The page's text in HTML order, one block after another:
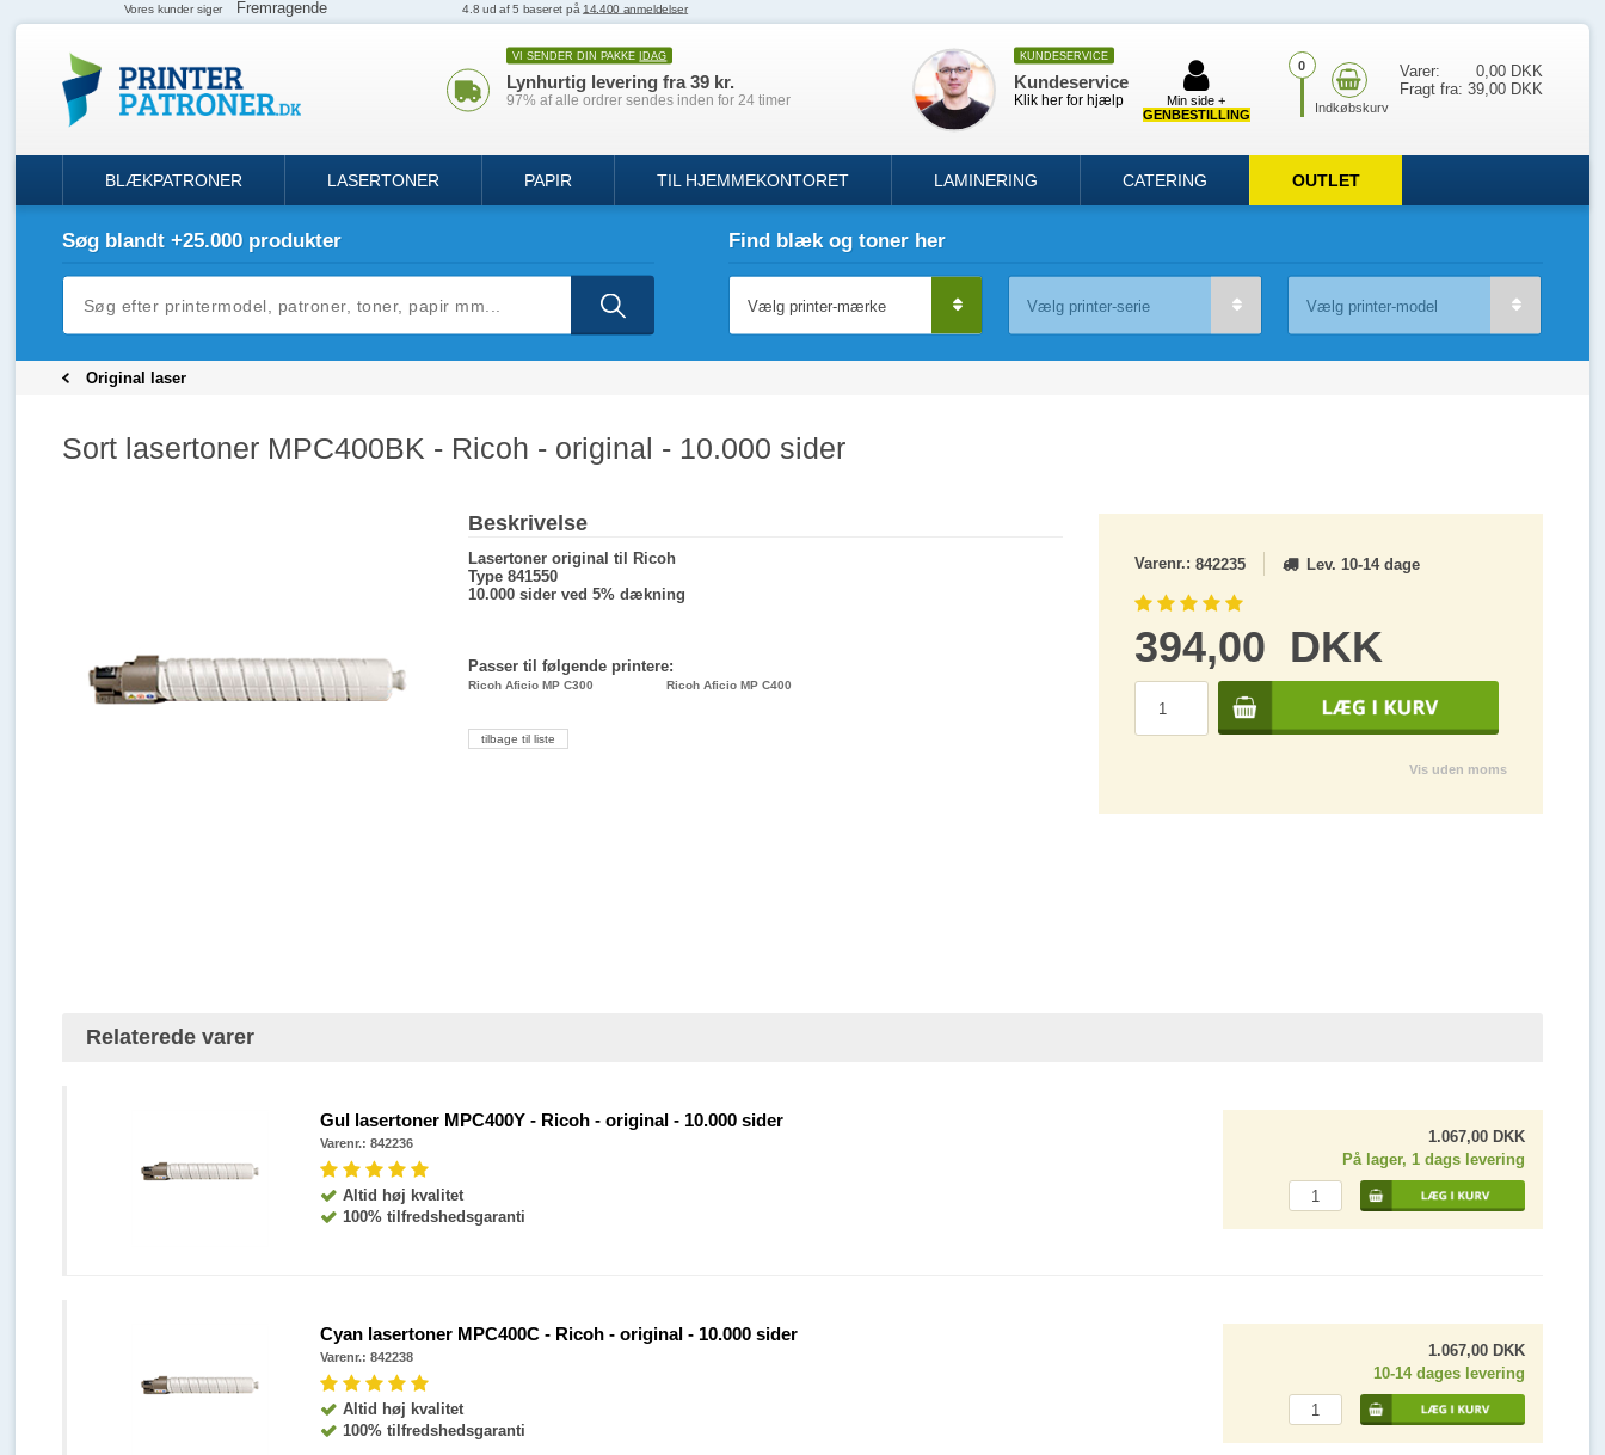
0 Varer:
0,00 DKK
Fragt fra: 39,00 DKK
VI SENDER DIN PAKKE IDAG
Lynhurtig levering fra 39 kr.
97% af alle ordrer sendes inden for 24 timer
KUNDESERVICE
Kundeservice
Klik her for hjælp
Min side +
GENBESTILLING
BLÆKPATRONER LASERTONER PAPIR TIL HJEMMEKONTORET LAMINERING CATERING OUTLET
Søg blandt +25.000 produkter Find blæk og toner her
Original laser
Sort lasertoner MPC400BK - Ricoh - original - 10.000 sider
Beskrivelse
Lasertoner original til Ricoh
Type 841550
10.000 sider ved 5% dækning
Passer til følgende printere:
Ricoh Aficio MP C300 Ricoh Aficio MP C400
tilbage til liste
Varenr.: 842235 Lev. 10-14 dage
394,00 DKK
Vis uden moms
Relaterede varer
Gul lasertoner MPC400Y - Ricoh - original - 10.000 sider
Varenr.:842236
Altid høj kvalitet
100% tilfredshedsgaranti
1.067,00 DKK
På lager, 1 dags levering
Cyan lasertoner MPC400C - Ricoh - original - 10.000 sider
Varenr.:842238
Altid høj kvalitet
100% tilfredshedsgaranti
1.067,00 DKK
10-14 dages levering